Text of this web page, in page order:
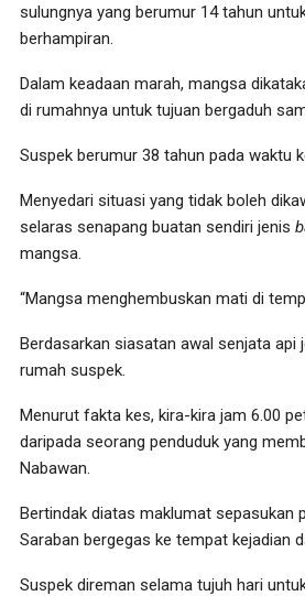
sulungnya yang berumur 14 tahun
berhampiran.
Dalam keadaan marah, mangsa
di rumahnya untuk tujuan bergaduh
Suspek berumur 38 tahun pada waktu
Menyedari situasi yang tidak boleh
selaras senapang buatan sendiri jenis
mangsa.
“Mangsa menghembuskan mati di
Berdasarkan siasatan awal senjata api
rumah suspek.
Menurut fakta kes, kira-kira jam 6.00
daripada seorang penduduk yang
Nabawan.
Bertindak diatas maklumat sepasukan
Saraban bergegas ke tempat kejadian
Suspek direman selama tujuh hari